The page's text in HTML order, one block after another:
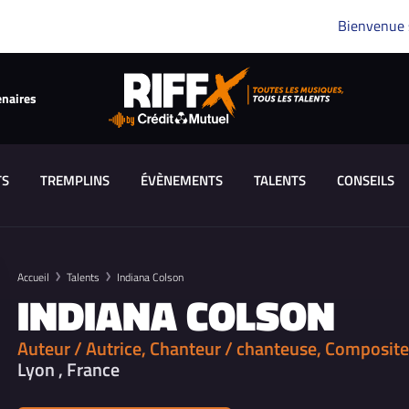
Bienvenue
TREMPLINS ÉVÈNEMENTS TALENTS CONSEILS
Accueil Talents Indiana Colson
INDIANA COLSON
Auteur / Autrice, Chanteur / chanteuse,
Lyon , France